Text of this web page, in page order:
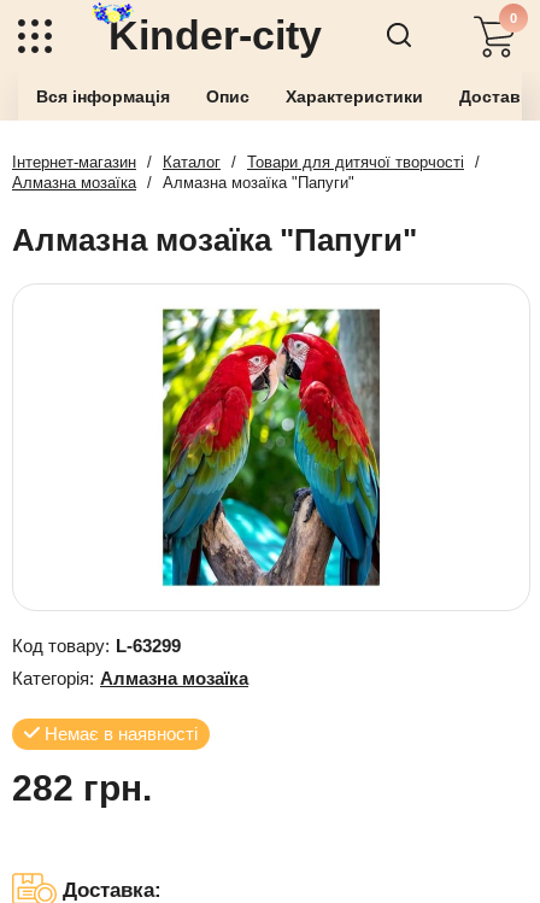
Kinder-city 0
Вся інформація Опис Характеристики
Інтернет-магазин / Каталог / Товари для дитячої творчості
/
Алмазна мозаїка / Алмазна мозаїка "Папуги"
Алмазна мозаїка "Папуги"
Код товару: L-63299
Категорія: Алмазна мозаїка
Немає в наявності
282 грн.
Доставка: